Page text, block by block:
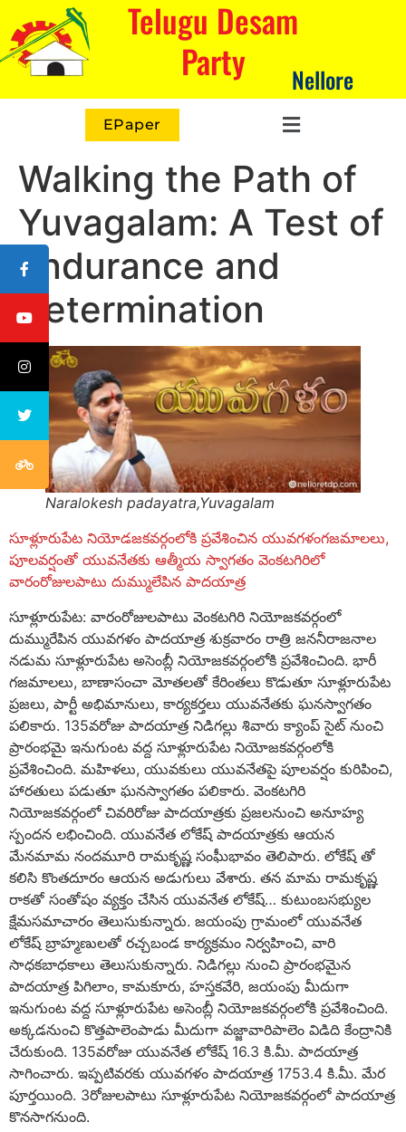
Telugu Desam
Party
Nellore
EPaper
Walking the Path of
Yuvagalam: A Test of
Endurance and
Determination
Naralokesh padayatra,Yuvagalam
సూళ్లూరుపేట నియోడజకవర్గంలోకి ప్రవేశించిన యువగళంగజమాలలు,
పూలవర్షంతో యువనేతకు ఆత్మీయ స్వాగతం వెంకటగిరిలో
వారంరోజులపాటు దుమ్ములేపిన పాదయాత్ర
సూళ్లూరుపేట: వారంరోజులపాటు వెంకటగిరి నియోజకవర్గంలో
దుమ్మురేపిన యువగళం పాదయాత్ర శుక్రవారం రాత్రి జననీరాజనాల
నడుమ సూళ్లూరుపేట అసెంబ్లీ నియోజకవర్గంలోకి ప్రవేశించింది. భారీ
గజమాలలు, బాణాసంచా మోతలతో కేరింతలు కొడుతూ సూళ్లూరుపేట
ప్రజలు, పార్టీ అభిమానులు, కార్యకర్తలు యువనేతకు ఘనస్వాగతం
పలికారు. 135వరోజు పాదయాత్ర నిడిగల్లు శివారు క్యాంప్ సైట్ నుంచి
ప్రారంభమై ఇనుగుంట వద్ద సూళ్లూరుపేట నియోజకవర్గంలోకి
ప్రవేశించింది. మహిళలు, యువకులు యువనేతపై పూలవర్షం కురిపించి,
హారతులు పడుతూ ఘనస్వాగతం పలికారు. వెంకటగిరి
నియోజకవర్గంలో చివరిరోజు పాదయాత్రకు ప్రజలనుంచి అనూహ్య
స్పందన లభించింది. యువనేత లోకేష్ పాదయాత్రకు ఆయన
మేనమామ నందమూరి రామకృష్ణ సంఘీభావం తెలిపారు. లోకేష్ తో
కలిసి కొంతదూరం ఆయన అడుగులు వేశారు. తన మామ రామకృష్ణ
రాకతో సంతోషం వ్యక్తం చేసిన యువనేత లోకేష్… కుటుంబసభ్యుల
క్షేమసమాచారం తెలుసుకున్నారు. జయంపు గ్రామంలో యువనేత
లోకేష్ బ్రాహ్మణులతో రచ్చబండ కార్యక్రమం నిర్వహించి, వారి
సాధకబాధకాలు తెలుసుకున్నారు. నిడిగల్లు నుంచి ప్రారంభమైన
పాదయాత్ర పిగిలాం, కామకూరు, హస్తకవేరి, జయంపు మీదుగా
ఇనుగుంట వద్ద సూళ్లూరుపేట అసెంబ్లీ నియోజకవర్గంలోకి ప్రవేశించింది.
అక్కడనుంచి కొత్తపాలెంపాడు మీదుగా వజ్జావారిపాలెం విడిది కేంద్రానికి
చేరుకుంది. 135వరోజు యువనేత లోకేష్ 16.3 కి.మీ. పాదయాత్ర
సాగించారు. ఇప్పటివరకు యువగళం పాదయాత్ర 1753.4 కి.మీ. మేర
పూర్తయింది. 3రోజులపాటు సూళ్లూరుపేట నియోజకవర్గంలో పాదయాత్ర
కొనసాగనుంది.